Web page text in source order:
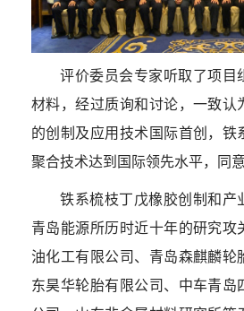
评价委员会专家听取了项目
材料，经过质询和讨论，一致认
的创制及应用技术国际首创，铁
聚合技术达到国际领先水平，同意
铁系梳枝丁戊橡胶创制和产
青岛能源所历时近十年的研究攻
油化工有限公司、青岛森麒麟轮
东昊华轮胎有限公司、中车青岛